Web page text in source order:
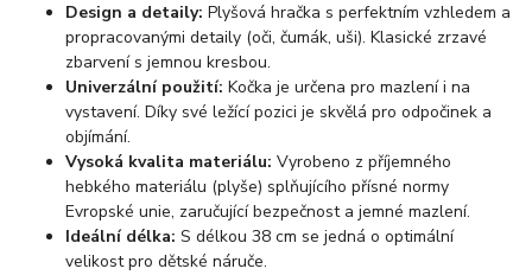
Design a detaily: Plyšová hračka s perfektním vzhledem a
propracovanými detaily (oči, čumák, uši). Klasické zrzavé
zbarvení s jemnou kresbou.
Univerzální použití: Kočka je určena pro mazlení i na
vystavení. Díky své ležící pozici je skvělá pro odpočinek a
objímání.
Vysoká kvalita materiálu: Vyrobeno z příjemného
hebkého materiálu (plyše) splňujícího přísné normy
Evropské unie, zaručující bezpečnost a jemné mazlení.
Ideální délka: S délkou 38 cm se jedná o optimální
velikost pro dětské náruče.